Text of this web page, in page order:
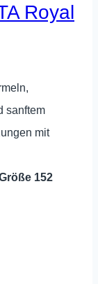
Royal
sanftem
mit
152